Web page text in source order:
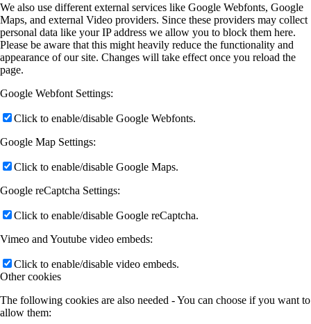
We also use different external services like Google Webfonts, Google
Maps, and external Video providers. Since these providers may collect
personal data like your IP address we allow you to block them here.
Please be aware that this might heavily reduce the functionality and
appearance of our site. Changes will take effect once you reload the
page.
Google Webfont Settings:
Click to enable/disable Google Webfonts.
Google Map Settings:
Click to enable/disable Google Maps.
Google reCaptcha Settings:
Click to enable/disable Google reCaptcha.
Vimeo and Youtube video embeds:
Click to enable/disable video embeds.
Other cookies
The following cookies are also needed - You can choose if you want to
allow them: